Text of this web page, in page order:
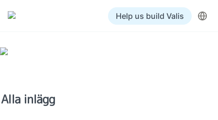
Help us build Valis
Alla inlägg